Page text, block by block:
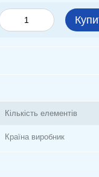
Кількість елементів
Країна виробник